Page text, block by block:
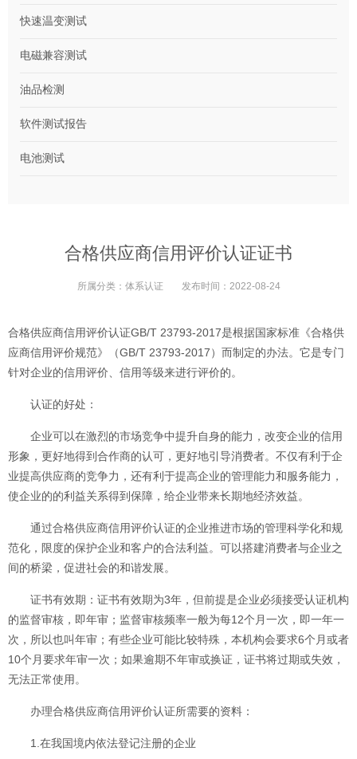
快速温变测试
电磁兼容测试
油品检测
软件测试报告
电池测试
合格供应商信用评价认证证书
所属分类： 体系认证 发布时间： 2022-08-24
合格供应商信用评价认证GB/T 23793-2017是根据国家标准《合格供
应商信用评价规范》（GB/T 23793-2017）而制定的办法。它是专门
针对企业的信用评价、信用等级来进行评价的。
认证的好处：
企业可以在激烈的市场竞争中提升自身的能力，改变企业的信用
形象，更好地得到合作商的认可，更好地引导消费者。不仅有利于企
业提高供应商的竞争力，还有利于提高企业的管理能力和服务能力，
使企业的的利益关系得到保障，给企业带来长期地经济效益。
通过合格供应商信用评价认证的企业推进市场的管理科学化和规
范化，限度的保护企业和客户的合法利益。可以搭建消费者与企业之
间的桥梁，促进社会的和谐发展。
证书有效期：证书有效期为3年，但前提是企业必须接受认证机构
的监督审核，即年审；监督审核频率一般为每12个月一次，即一年一
次，所以也叫年审；有些企业可能比较特殊，本机构会要求6个月或者
10个月要求年审一次；如果逾期不年审或换证，证书将过期或失效，
无法正常使用。
办理合格供应商信用评价认证所需要的资料：
1.在我国境内依法登记注册的企业